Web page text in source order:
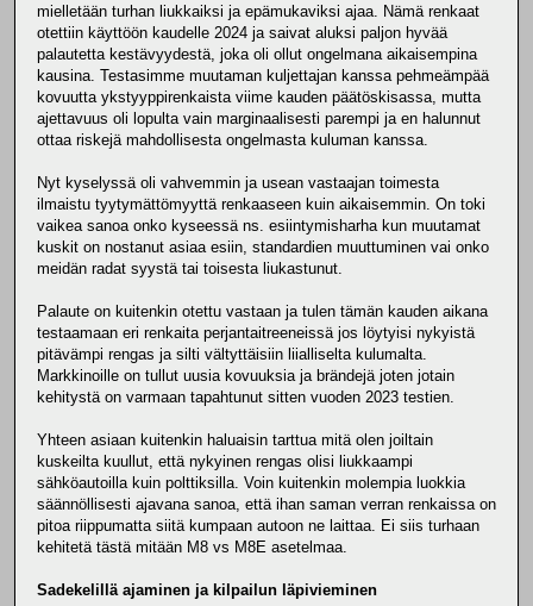
mielletään turhan liukkaiksi ja epämukaviksi ajaa. Nämä renkaat
otettiin käyttöön kaudelle 2024 ja saivat aluksi paljon hyvää
palautetta kestävyydestä, joka oli ollut ongelmana aikaisempina
kausina. Testasimme muutaman kuljettajan kanssa pehmeämpää
kovuutta ykstyyppirenkaista viime kauden päätöskisassa, mutta
ajettavuus oli lopulta vain marginaalisesti parempi ja en halunnut
ottaa riskejä mahdollisesta ongelmasta kuluman kanssa.
Nyt kyselyssä oli vahvemmin ja usean vastaajan toimesta
ilmaistu tyytymättömyyttä renkaaseen kuin aikaisemmin. On toki
vaikea sanoa onko kyseessä ns. esiintymisharha kun muutamat
kuskit on nostanut asiaa esiin, standardien muuttuminen vai onko
meidän radat syystä tai toisesta liukastunut.
Palaute on kuitenkin otettu vastaan ja tulen tämän kauden aikana
testaamaan eri renkaita perjantaitreeneissä jos löytyisi nykyistä
pitävämpi rengas ja silti vältyttäisiin liialliselta kulumalta.
Markkinoille on tullut uusia kovuuksia ja brändejä joten jotain
kehitystä on varmaan tapahtunut sitten vuoden 2023 testien.
Yhteen asiaan kuitenkin haluaisin tarttua mitä olen joiltain
kuskeilta kuullut, että nykyinen rengas olisi liukkaampi
sähköautoilla kuin polttiksilla. Voin kuitenkin molempia luokkia
säännöllisesti ajavana sanoa, että ihan saman verran renkaissa on
pitoa riippumatta siitä kumpaan autoon ne laittaa. Ei siis turhaan
kehitetä tästä mitään M8 vs M8E asetelmaa.
Sadekelillä ajaminen ja kilpailun läpivieminen